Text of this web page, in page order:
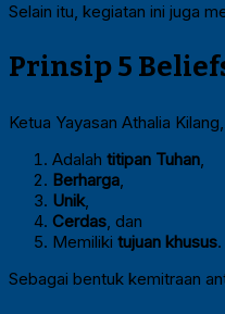
Selain itu, kegiatan ini juga
Prinsip 5
Ketua Yayasan Athalia Kilang,
Adalah titipan Tuhan,
Berharga,
Unik,
Cerdas, dan
Memiliki tujuan khusus.
Sebagai bentuk kemitraan